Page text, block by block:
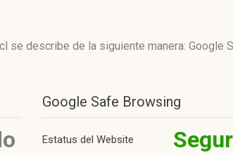
se describe de la siguiente manera: Google
Google Safe Browsing
Estatus del Website